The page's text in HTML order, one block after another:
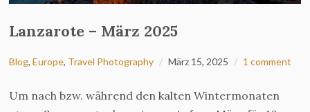
Lanzarote – März 2025
Blog,Europe, Travel Photography März 15, 2025 1 comment
Um nach bzw. während den kalten Wintermonaten